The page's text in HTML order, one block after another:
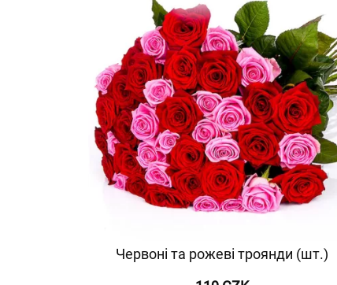
Червоні та рожеві троянди (шт.)